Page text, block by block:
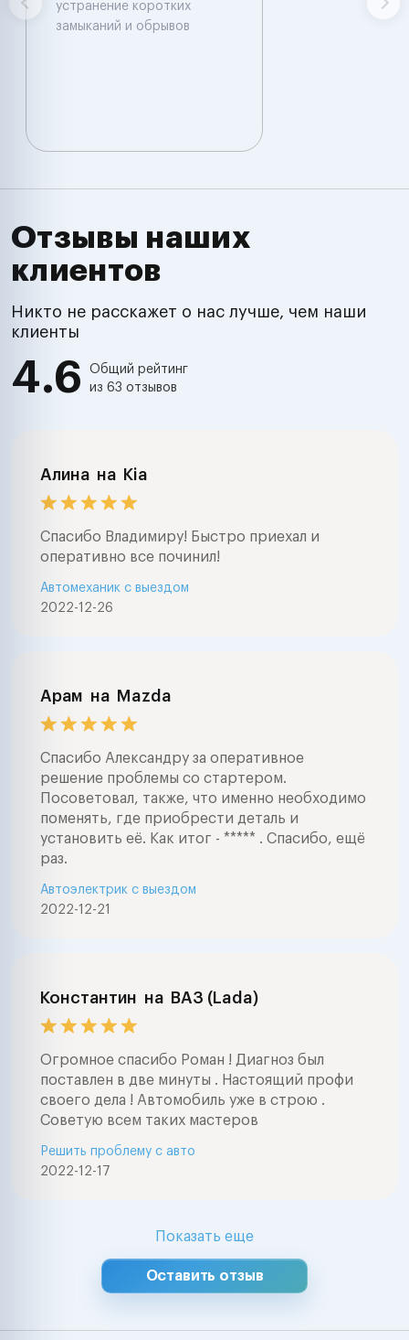
устранение коротких
замыканий и обрывов
Отзывы наших
клиентов
Никто не расскажет о нас лучше, чем наши
клиенты
4.6
Общий рейтинг
из 63 отзывов
Алина на Kia
Спасибо Владимиру! Быстро приехал и
оперативно все починил!
2022-12-26
Автомеханик с выездом
Арам на Mazda
Спасибо Александру за оперативное
решение проблемы со стартером.
Посоветовал, также, что именно необходимо
поменять, где приобрести деталь и
установить её. Как итог - ***** . Спасибо, ещё
раз.
2022-12-21
Автоэлектрик с выездом
Константин на ВАЗ (Lada)
Огромное спасибо Роман ! Диагноз был
поставлен в две минуты . Настоящий профи
своего дела ! Автомобиль уже в строю .
Советую всем таких мастеров
2022-12-17
Решить проблему с авто
Показать еще
Оставить отзыв